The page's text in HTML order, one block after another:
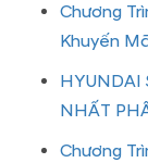
Chương
Khuyến
HYUNDAI
NHẤT
Chương